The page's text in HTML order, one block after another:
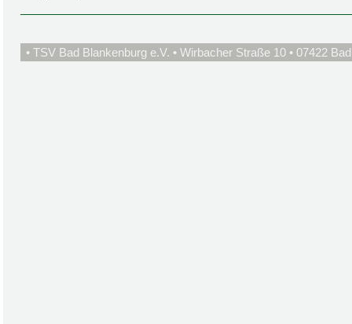
• TSV Bad Blankenburg e.V. • Wirbacher Straße 10 • 07422